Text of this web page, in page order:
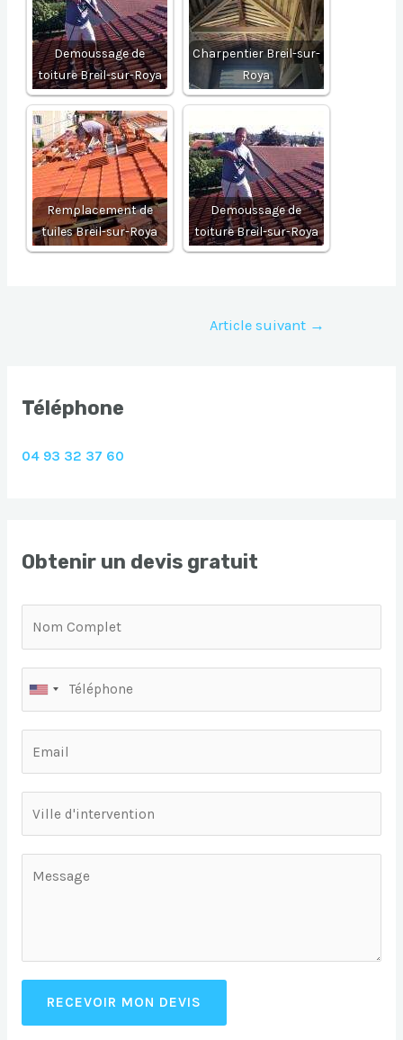
Demoussage de
toiture Breil-sur-Roya
Charpentier Breil-sur-
Roya
Remplacement de
tuiles Breil-sur-Roya
Demoussage de
toiture Breil-sur-Roya
Article suivant →
Téléphone
04 93 32 37 60
Obtenir un devis gratuit
RECEVOIR MON DEVIS